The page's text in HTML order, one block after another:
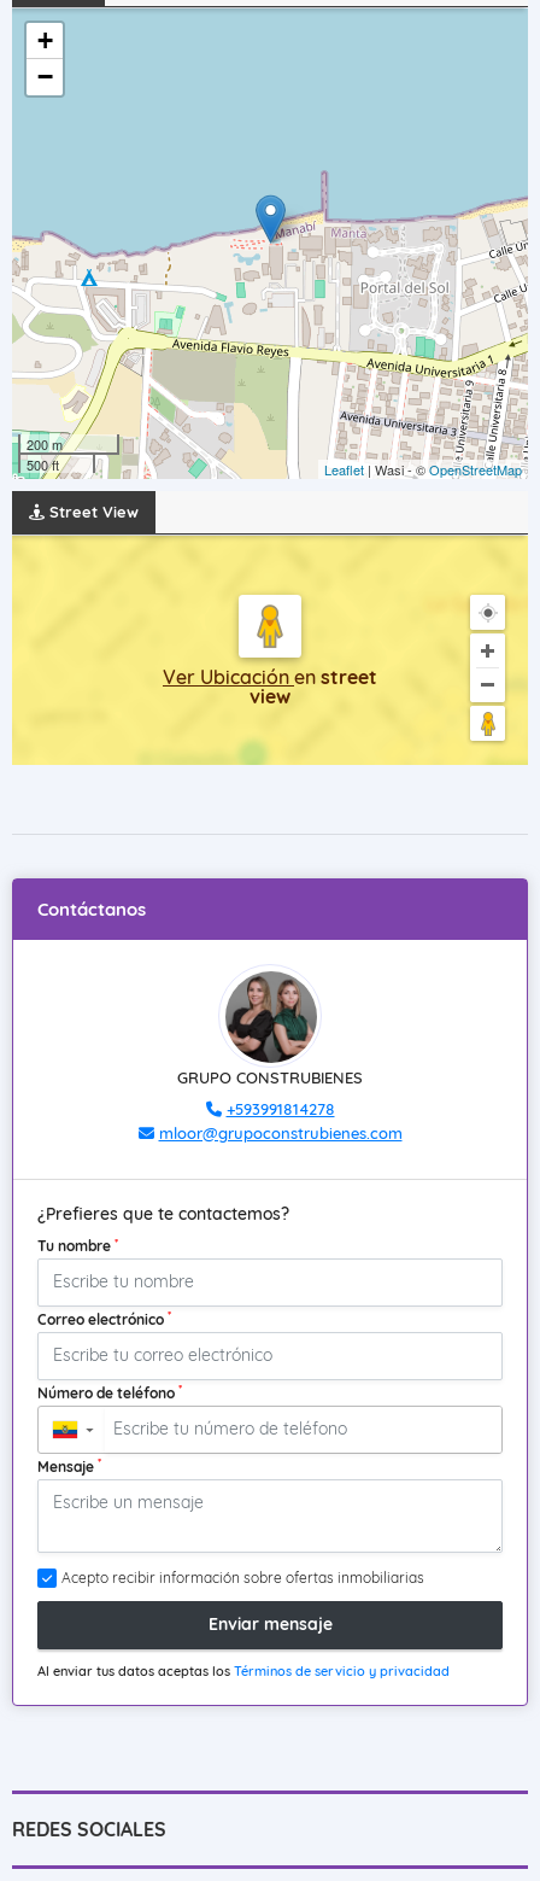
+
−
200 m
500 ft
Leaflet | Wasi - ©OpenStreetMap
Street View
Ver Ubicación en street
view
Contáctanos
GRUPO CONSTRUBIENES
+593991814278
mloor@grupoconstrubienes.com
¿Prefieres que te contactemos?
Tu nombre *
Correo electrónico *
Número de teléfono *
▼
Mensaje *
Acepto recibir información sobre ofertas inmobiliarias
Enviar mensaje
Al enviar tus datos aceptas los Términos de servicio y privacidad
REDES SOCIALES